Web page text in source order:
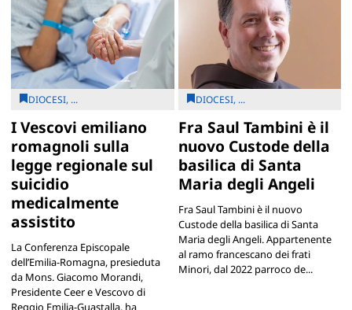
DIOCESI, ...
I Vescovi emiliano
romagnoli sulla
legge regionale sul
suicidio
medicalmente
assistito
La Conferenza Episcopale
dell’Emilia-Romagna, presieduta
da Mons. Giacomo Morandi,
Presidente Ceer e Vescovo di
Reggio Emilia-Guastalla, ha
DIOCESI, ...
Fra Saul Tambini è il
nuovo Custode della
basilica di Santa
Maria degli Angeli
Fra Saul Tambini è il nuovo
Custode della basilica di Santa
Maria degli Angeli. Appartenente
al ramo francescano dei frati
Minori, dal 2022 parroco de...